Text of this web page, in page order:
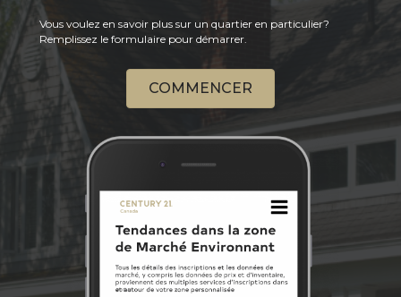
Vous voulez en savoir plus sur un quartier en particulier?
Remplissez le formulaire pour démarrer.
COMMENCER